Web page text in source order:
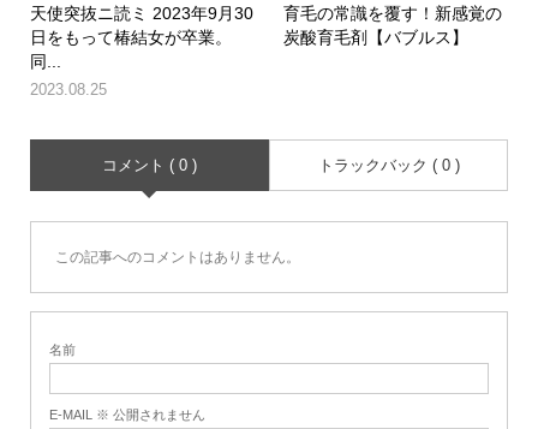
天使突抜ニ読ミ 2023年9月30
日をもって椿結女が卒業。
同...
2023.08.25
育毛の常識を覆す！新感覚の
炭酸育毛剤【バブルス】
コメント ( 0 ) トラックバック ( 0 )
この記事へのコメントはありません。
名前
E-MAIL ※ 公開されません